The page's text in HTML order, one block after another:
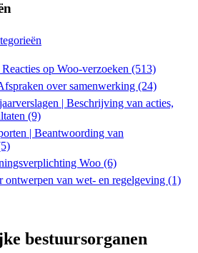
Reacties op Woo-verzoeken (513)
over samenwerking (24)
| Beschrijving van acties,
(9)
| Beantwoording van
Woo (6)
ontwerpen van wet- en regelgeving (1)
bestuursorganen